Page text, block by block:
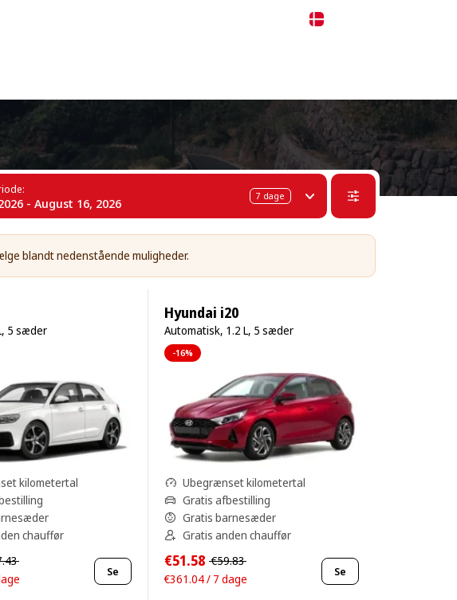
- August 16, 2026 7 dage
blandt nedenstående muligheder.
5 sæder
kilometertal
chauffør
Se
Hyundai i20
Automatisk, 1.2 L, 5 sæder
-16%
Ubegrænset kilometertal
Gratis afbestilling
Gratis barnesæder
Gratis anden chauffør
€51.58 €59.83
€361.04 / 7 dage
Se